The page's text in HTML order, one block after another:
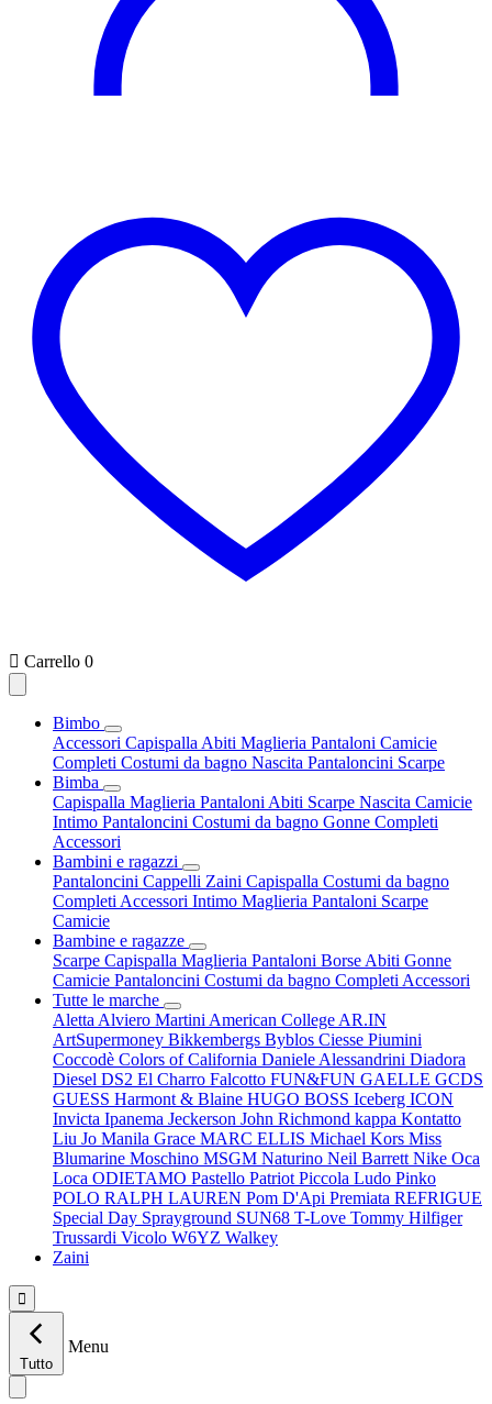
 Carrello 0
Bimbo
Accessori Capispalla Abiti Maglieria Pantaloni Camicie
Completi Costumi da bagno Nascita Pantaloncini Scarpe
Bimba
Capispalla Maglieria Pantaloni Abiti Scarpe Nascita Camicie
Intimo Pantaloncini Costumi da bagno Gonne Completi
Accessori
Bambini e ragazzi
Pantaloncini Cappelli Zaini Capispalla Costumi da bagno
Completi Accessori Intimo Maglieria Pantaloni Scarpe
Camicie
Bambine e ragazze
Scarpe Capispalla Maglieria Pantaloni Borse Abiti Gonne
Camicie Pantaloncini Costumi da bagno Completi Accessori
Tutte le marche
Aletta Alviero Martini American College AR.IN
ArtSupermoney Bikkembergs Byblos Ciesse Piumini
Coccodè Colors of California Daniele Alessandrini Diadora
Diesel DS2 El Charro Falcotto FUN&FUN GAELLE GCDS
GUESS Harmont & Blaine HUGO BOSS Iceberg ICON
Invicta Ipanema Jeckerson John Richmond kappa Kontatto
Liu Jo Manila Grace MARC ELLIS Michael Kors Miss
Blumarine Moschino MSGM Naturino Neil Barrett Nike Oca
Loca ODIETAMO Pastello Patriot Piccola Ludo Pinko
POLO RALPH LAUREN Pom D'Api Premiata REFRIGUE
Special Day Sprayground SUN68 T-Love Tommy Hilfiger
Trussardi Vicolo W6YZ Walkey
Zaini

Tutto
Menu